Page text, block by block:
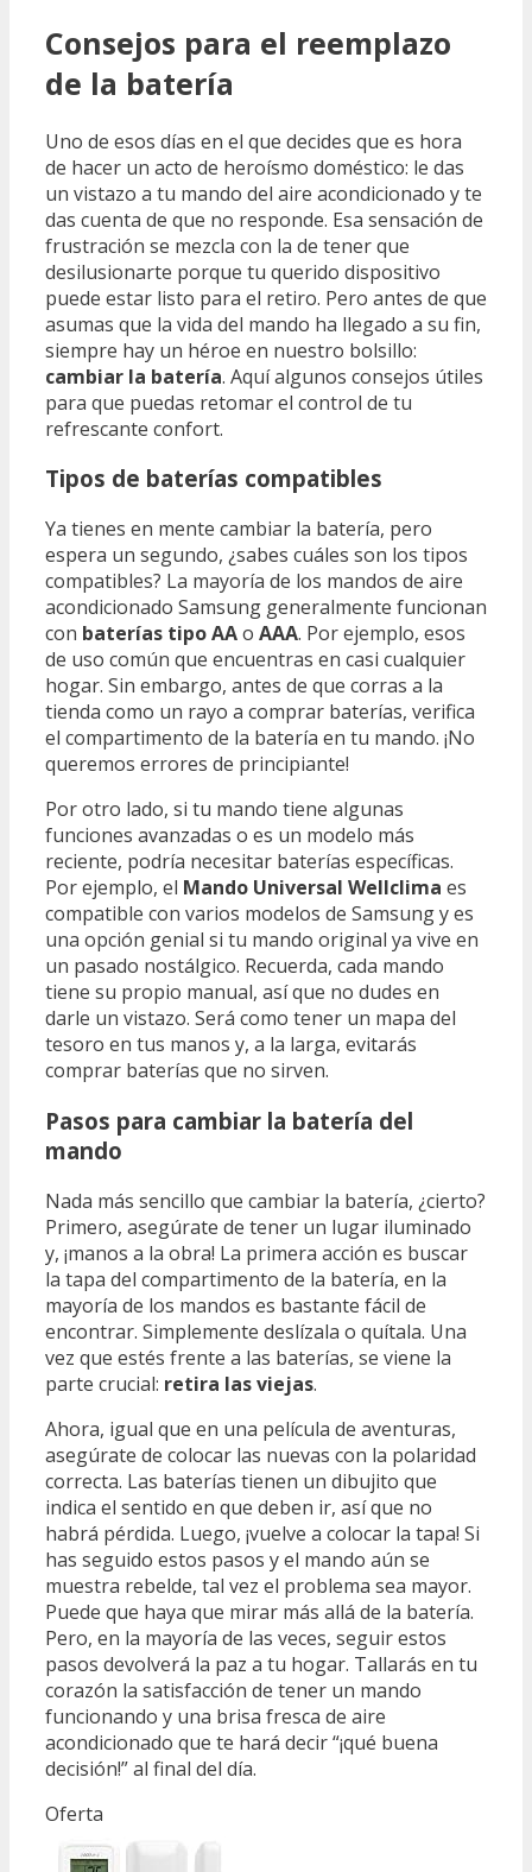
Consejos para el reemplazo
de la batería
Uno de esos días en el que decides que es hora
de hacer un acto de heroísmo doméstico: le das
un vistazo a tu mando del aire acondicionado y te
das cuenta de que no responde. Esa sensación de
frustración se mezcla con la de tener que
desilusionarte porque tu querido dispositivo
puede estar listo para el retiro. Pero antes de que
asumas que la vida del mando ha llegado a su fin,
siempre hay un héroe en nuestro bolsillo:
cambiar la batería. Aquí algunos consejos útiles
para que puedas retomar el control de tu
refrescante confort.
Tipos de baterías compatibles
Ya tienes en mente cambiar la batería, pero
espera un segundo, ¿sabes cuáles son los tipos
compatibles? La mayoría de los mandos de aire
acondicionado Samsung generalmente funcionan
con baterías tipo AAo AAA. Por ejemplo, esos
de uso común que encuentras en casi cualquier
hogar. Sin embargo, antes de que corras a la
tienda como un rayo a comprar baterías, verifica
el compartimento de la batería en tu mando. ¡No
queremos errores de principiante!
Por otro lado, si tu mando tiene algunas
funciones avanzadas o es un modelo más
reciente, podría necesitar baterías específicas.
Por ejemplo, el Mando Universal Wellclima es
compatible con varios modelos de Samsung y es
una opción genial si tu mando original ya vive en
un pasado nostálgico. Recuerda, cada mando
tiene su propio manual, así que no dudes en
darle un vistazo. Será como tener un mapa del
tesoro en tus manos y, a la larga, evitarás
comprar baterías que no sirven.
Pasos para cambiar la batería del
mando
Nada más sencillo que cambiar la batería, ¿cierto?
Primero, asegúrate de tener un lugar iluminado
y, ¡manos a la obra! La primera acción es buscar
la tapa del compartimento de la batería, en la
mayoría de los mandos es bastante fácil de
encontrar. Simplemente deslízala o quítala. Una
vez que estés frente a las baterías, se viene la
parte crucial: retira las viejas.
Ahora, igual que en una película de aventuras,
asegúrate de colocar las nuevas con la polaridad
correcta. Las baterías tienen un dibujito que
indica el sentido en que deben ir, así que no
habrá pérdida. Luego, ¡vuelve a colocar la tapa! Si
has seguido estos pasos y el mando aún se
muestra rebelde, tal vez el problema sea mayor.
Puede que haya que mirar más allá de la batería.
Pero, en la mayoría de las veces, seguir estos
pasos devolverá la paz a tu hogar. Tallarás en tu
corazón la satisfacción de tener un mando
funcionando y una brisa fresca de aire
acondicionado que te hará decir “¡qué buena
decisión!” al final del día.
Oferta